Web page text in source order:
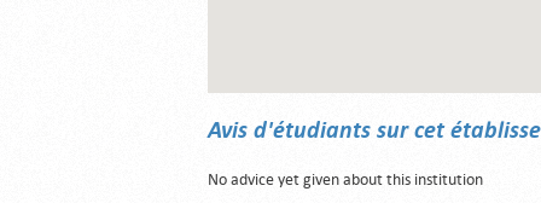
Avis d'étudiants sur cet
No advice yet given about this institution